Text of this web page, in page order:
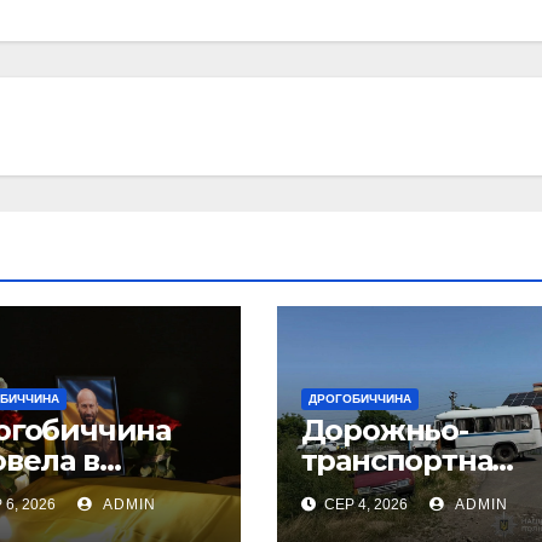
в
земну
свого
2026 ADMIN
ДРОГОБИЧЧИНА
Дорожньо-
транспортна
пригода у селі
Попелі на
СЕР 4, 2026 ADMIN